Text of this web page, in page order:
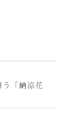
う「納涼花